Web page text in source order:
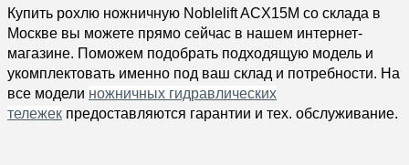
Купить рохлю ножничную Noblelift ACX15M со склада в
Москве вы можете прямо сейчас в нашем интернет-
магазине. Поможем подобрать подходящую модель и
укомплектовать именно под ваш склад и потребности. На
все модели ножничных гидравлических
тележек предоставляются гарантии и тех. обслуживание.